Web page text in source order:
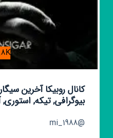
3.8K
کانال روبیکا آخرین
بیوگرافی, تیکه,
@mi_1988